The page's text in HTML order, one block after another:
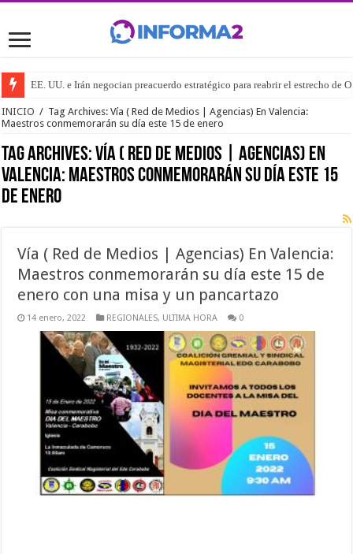
EE. UU. e Irán negocian preacuerdo estratégico para reabrir el estrecho de
INICIO / Tag Archives: Vía ( Red de Medios | Agencias) En Valencia:
Maestros conmemorarán su día este 15 de enero
Tag Archives:Vía ( Red de Medios | Agencias) En
Valencia: Maestros conmemorarán su día este 15
de enero
Vía ( Red de Medios | Agencias) En Valencia:
Maestros conmemorarán su día este 15 de
enero con una misa y un pancartazo
14 enero, 2022 REGIONALES, ULTIMA HORA 0